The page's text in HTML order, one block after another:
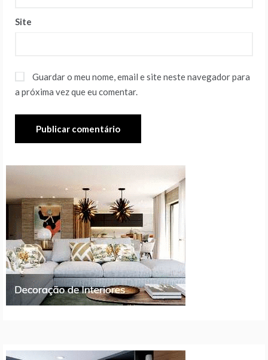
Site
Guardar o meu nome, email e site neste navegador para
a próxima vez que eu comentar.